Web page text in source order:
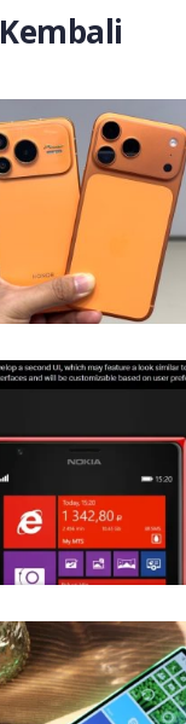
Kembali